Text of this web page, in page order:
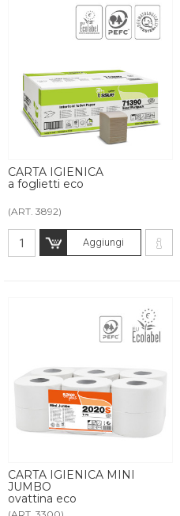
CARTA IGIENICA
a foglietti eco
(ART. 3892)
Aggiungi
CARTA IGIENICA MINI
JUMBO
ovattina eco